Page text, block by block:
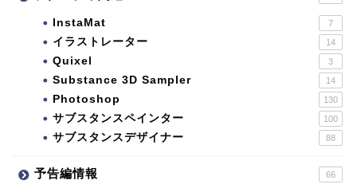
InstaMat 7
イラストレーター 14
Quixel 3
Substance 3D Sampler 14
Photoshop 130
サブスタンスペインター 100
サブスタンスデザイナー 88
予告編情報 66